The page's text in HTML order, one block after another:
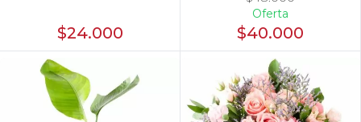
$24.000
Oferta
$40.000